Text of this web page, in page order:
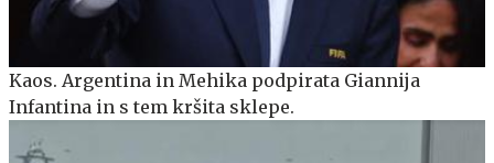
Kaos. Argentina in Mehika podpirata Giannija
Infantina in s tem kršita sklepe.